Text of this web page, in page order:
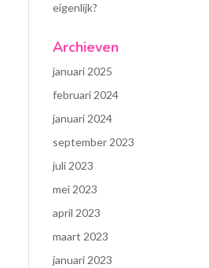
eigenlijk?
Archieven
januari 2025
februari 2024
januari 2024
september 2023
juli 2023
mei 2023
april 2023
maart 2023
januari 2023